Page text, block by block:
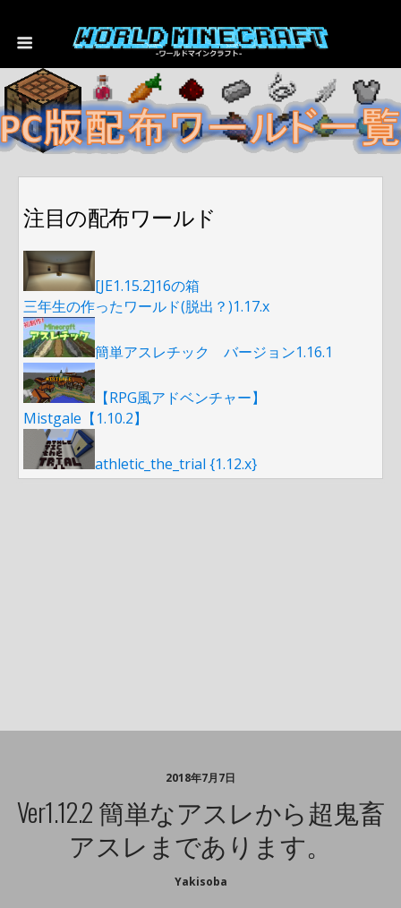
注目の配布ワールド
[JE1.15.2]16の箱
三年生の作ったワールド(脱出？)1.17.x
簡単アスレチック バージョン1.16.1
【RPG風アドベンチャー】
Mistgale【1.10.2】
athletic_the_trial {1.12.x}
2018年7月7日
Ver1.12.2 簡単なアスレから超鬼畜
アスレまであります。
Yakisoba